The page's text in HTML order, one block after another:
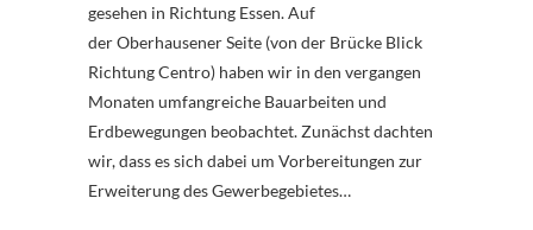
gesehen in Richtung Essen. Auf
der Oberhausener Seite (von der Brücke Blick
Richtung Centro) haben wir in den vergangen
Monaten umfangreiche Bauarbeiten und
Erdbewegungen beobachtet. Zunächst dachten
wir, dass es sich dabei um Vorbereitungen zur
Erweiterung des Gewerbegebietes…